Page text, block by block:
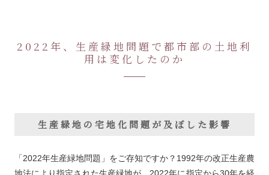
2022年、生産緑地問題で都市部の土地利
用は変化したのか
生産緑地の宅地化問題が及ぼした影響
「2022年生産緑地問題」をご存知ですか？1992年の改正生産農